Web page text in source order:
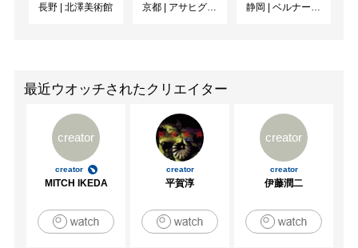
長野 | 北澤美術館 京都 | アサヒグループ大山崎山荘美術館 静岡 | ベルナール・ビュフェ美術館
最近ウオッチされたクリエイター
creator
creator
MITCH IKEDA
creator
平賀淳
creator
creator
伊藤潤二